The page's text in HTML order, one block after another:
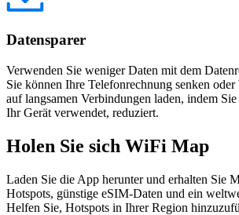
Datensparer
Verwenden Sie weniger Daten mit dem
Sie können Ihre Telefonrechnung senken oder
auf langsamen Verbindungen laden, indem
Ihr Gerät verwendet, reduziert.
Holen Sie sich WiFi Map
Laden Sie die App herunter und erhalten Sie
Hotspots, günstige eSIM-Daten und ein
Helfen Sie, Hotspots in Ihrer Region